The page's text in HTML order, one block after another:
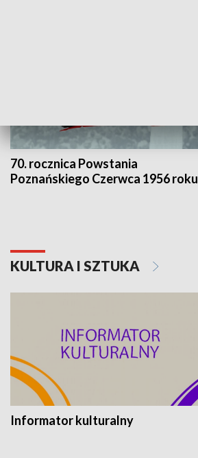
70. rocznica Powstania
Poznańskiego Czerwca 1956 roku
KULTURA I SZTUKA
Informator kulturalny